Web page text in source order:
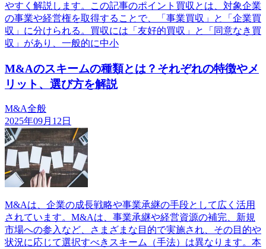
やすく解説します。この記事のポイント買収とは、対象企業
の事業や経営権を取得することで、「事業買収」と「企業買
収」に分けられる。買収には「友好的買収」と「同意なき買
収」があり、一般的に中小
M&Aのスキームの種類とは？それぞれの特徴やメ
リット、選び方を解説
M&A全般
2025年09月12日
M&Aは、企業の成長戦略や事業承継の手段として広く活用
されています。M&Aは、事業承継や経営資源の補完、新規
市場への参入など、さまざまな目的で実施され、その目的や
状況に応じて選択すべきスキーム（手法）は異なります。本